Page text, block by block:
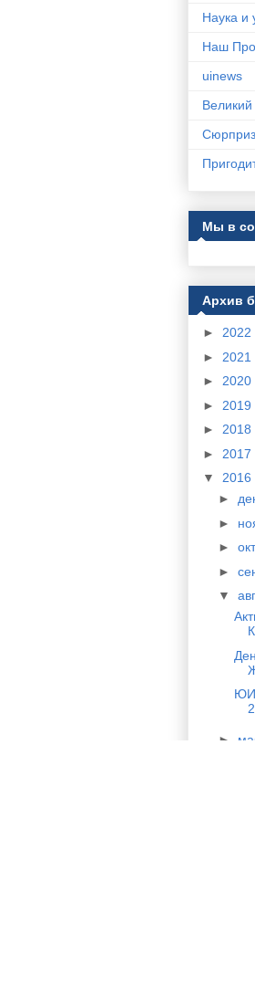
Наука и
Наш
uinews
Великий
Мы в
Архив
► 2022
► 2021
► 2020
► 2019
► 2018
► 2017
▼ 2016
►
►
►
►
▼
ЮИ
►